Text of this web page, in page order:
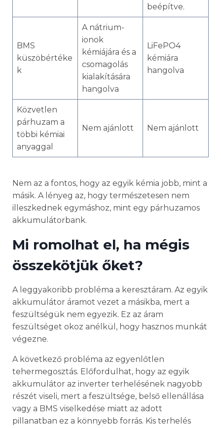
beépítve.
BMS
küszöbértéke
k
A nátrium-
ionok
kémiájára és a
csomagolás
kialakítására
hangolva
LiFePO4
kémiára
hangolva
Közvetlen
párhuzam a
többi kémiai
anyaggal
Nem ajánlott Nem ajánlott
Nem az a fontos, hogy az egyik kémia jobb, mint a
másik. A lényeg az, hogy természetesen nem
illeszkednek egymáshoz, mint egy párhuzamos
akkumulátorbank.
Mi romolhat el, ha mégis
összekötjük őket?
A leggyakoribb probléma a keresztáram. Az egyik
akkumulátor áramot vezet a másikba, mert a
feszültségük nem egyezik. Ez az áram
feszültséget okoz anélkül, hogy hasznos munkát
végezne.
A következő probléma az egyenlőtlen
tehermegosztás. Előfordulhat, hogy az egyik
akkumulátor az inverter terhelésének nagyobb
részét viseli, mert a feszültsége, belső ellenállása
vagy a BMS viselkedése miatt az adott
pillanatban ez a könnyebb forrás. Kis terhelés